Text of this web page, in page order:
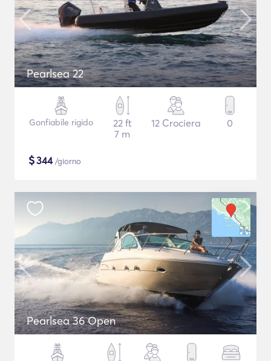
Pearlsea 22
Gonfiabile rigido
22 ft
7 m
12 Crociera 0
$344/giorno
Pearlsea 36 Open